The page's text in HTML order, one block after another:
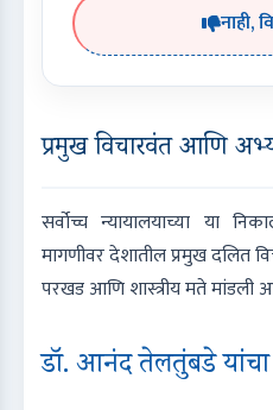
नाही,
प्रमुख विचारवंत आणि
सर्वोच्च न्यायालयाच्या या
मागणीवर देशातील प्रमुख दलित
परखड आणि शास्त्रीय मते मांडली
डॉ. आनंद तेलतुंबडे यांचा